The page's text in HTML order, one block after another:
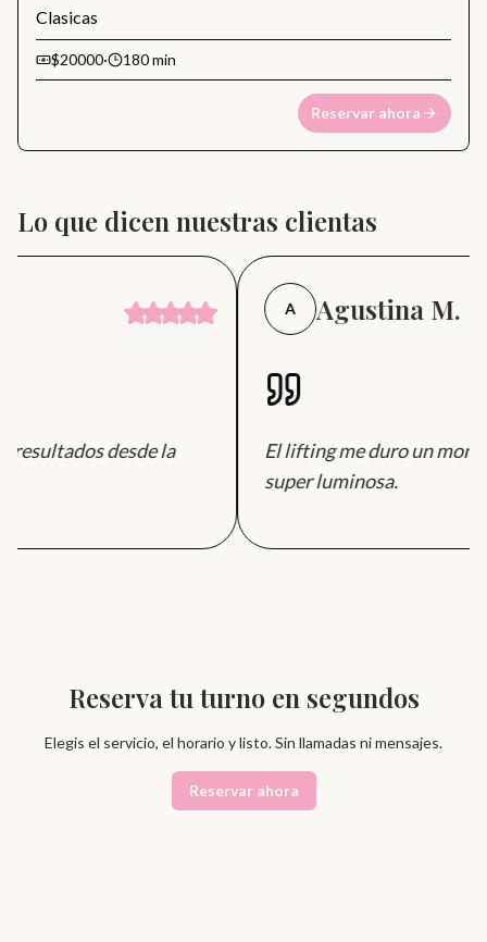
Clasicas
$20000· 180 min
Reservar ahora
Lo que dicen nuestras clientas
desde la
A Agustina M.
El lifting me duro un
super luminosa.
Reserva tu turno en segundos
Elegis el servicio, el horario y listo. Sin llamadas ni mensajes.
Reservar ahora